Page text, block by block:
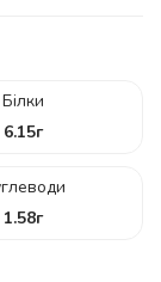
Білки
6.15г
1.58г